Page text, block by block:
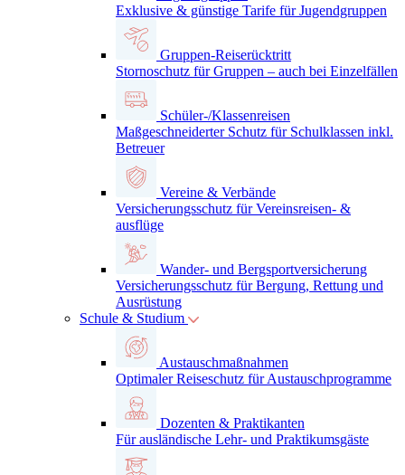
Exklusive & günstige Tarife für Jugendgruppen
Gruppen-Reiserücktritt
Stornoschutz für Gruppen – auch bei Einzelfällen
Schüler-/Klassenreisen
Maßgeschneiderter Schutz für Schulklassen inkl.
Betreuer
Vereine & Verbände
Versicherungsschutz für Vereinsreisen- &
ausflüge
Wander- und Bergsportversicherung
Versicherungsschutz für Bergung, Rettung und
Ausrüstung
Schule & Studium
Austauschmaßnahmen
Optimaler Reiseschutz für Austauschprogramme
Dozenten & Praktikanten
Für ausländische Lehr- und Praktikumsgäste